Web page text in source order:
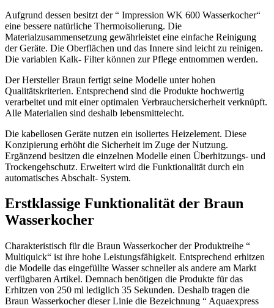
Aufgrund dessen besitzt der “ Impression WK 600 Wasserkocher“
eine bessere natürliche Thermoisolierung. Die
Materialzusammensetzung gewährleistet eine einfache Reinigung
der Geräte. Die Oberflächen und das Innere sind leicht zu reinigen.
Die variablen Kalk- Filter können zur Pflege entnommen werden.
Der Hersteller Braun fertigt seine Modelle unter hohen
Qualitätskriterien. Entsprechend sind die Produkte hochwertig
verarbeitet und mit einer optimalen Verbrauchersicherheit verknüpft.
Alle Materialien sind deshalb lebensmittelecht.
Die kabellosen Geräte nutzen ein isoliertes Heizelement. Diese
Konzipierung erhöht die Sicherheit im Zuge der Nutzung.
Ergänzend besitzen die einzelnen Modelle einen Überhitzungs- und
Trockengehschutz. Erweitert wird die Funktionalität durch ein
automatisches Abschalt- System.
Erstklassige Funktionalität der Braun
Wasserkocher
Charakteristisch für die Braun Wasserkocher der Produktreihe “
Multiquick“ ist ihre hohe Leistungsfähigkeit. Entsprechend erhitzen
die Modelle das eingefüllte Wasser schneller als andere am Markt
verfügbaren Artikel. Demnach benötigen die Produkte für das
Erhitzen von 250 ml lediglich 35 Sekunden. Deshalb tragen die
Braun Wasserkocher dieser Linie die Bezeichnung “ Aquaexpress